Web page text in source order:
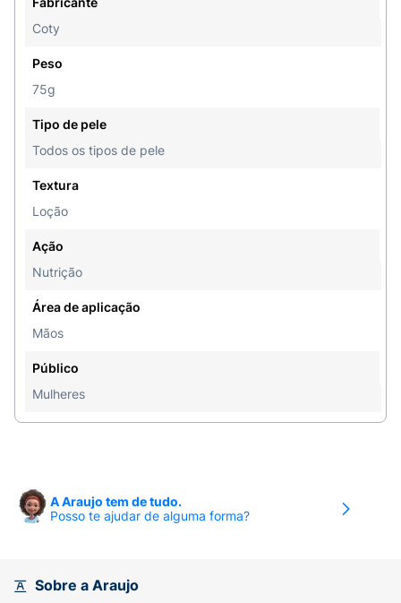
estiver.
Coty
Peso
75g
Tipo de pele
Todos os tipos de pele
Textura
Loção
Ação
Nutrição
Área de aplicação
Mãos
Público
Mulheres
A Araujo tem de tudo.
Posso te ajudar de alguma forma?
Sobre a Araujo